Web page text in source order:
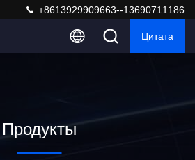
+8613929909663--13690711186
Цитата
Продукты